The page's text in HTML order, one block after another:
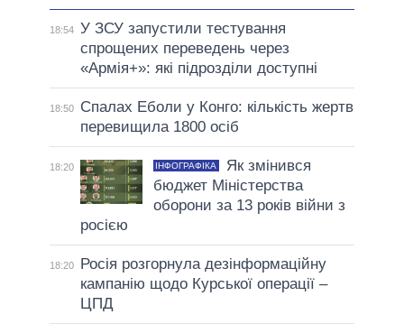
18:54 У ЗСУ запустили тестування
спрощених переведень через
«Армія+»: які підрозділи доступні
18:50
Спалах Еболи у Конго: кількість жертв
перевищила 1800 осіб
18:20 ІНФОГРАФІКА
Як змінився
бюджет Міністерства
оборони за 13 років війни з
росією
18:20
Росія розгорнула дезінформаційну
кампанію щодо Курської операції –
ЦПД